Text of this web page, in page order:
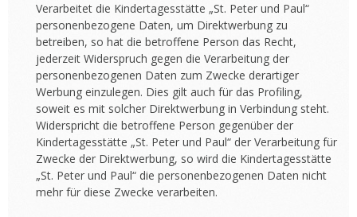
Verarbeitet die Kindertagesstätte „St. Peter und Paul“
personenbezogene Daten, um Direktwerbung zu
betreiben, so hat die betroffene Person das Recht,
jederzeit Widerspruch gegen die Verarbeitung der
personenbezogenen Daten zum Zwecke derartiger
Werbung einzulegen. Dies gilt auch für das Profiling,
soweit es mit solcher Direktwerbung in Verbindung steht.
Widerspricht die betroffene Person gegenüber der
Kindertagesstätte „St. Peter und Paul“ der Verarbeitung für
Zwecke der Direktwerbung, so wird die Kindertagesstätte
„St. Peter und Paul“ die personenbezogenen Daten nicht
mehr für diese Zwecke verarbeiten.